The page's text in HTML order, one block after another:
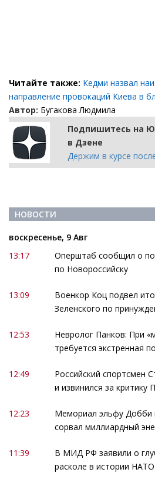
Читайте также: Кедми назвал
направление провокаций Киева в
Автор: Бугакова Людмила
Подпишитесь на
в Дзене
Держим в курсе
НОВОСТИ
воскресенье, 9 Авг
13:17
Оперштаб сообщил о
по Новороссийску
13:09
Военкор Коц подвел
Зеленского по
12:53
Невролог Панков: При
требуется экстренная
12:49
Российский спортсмен
и извинился за критику
12:23
Мемориал эльфу Добби
сорвал миллиардный
11:39
В МИД РФ заявили о
расколе в истории НАТО